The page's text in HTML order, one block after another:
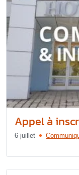
Appel à
6 juillet